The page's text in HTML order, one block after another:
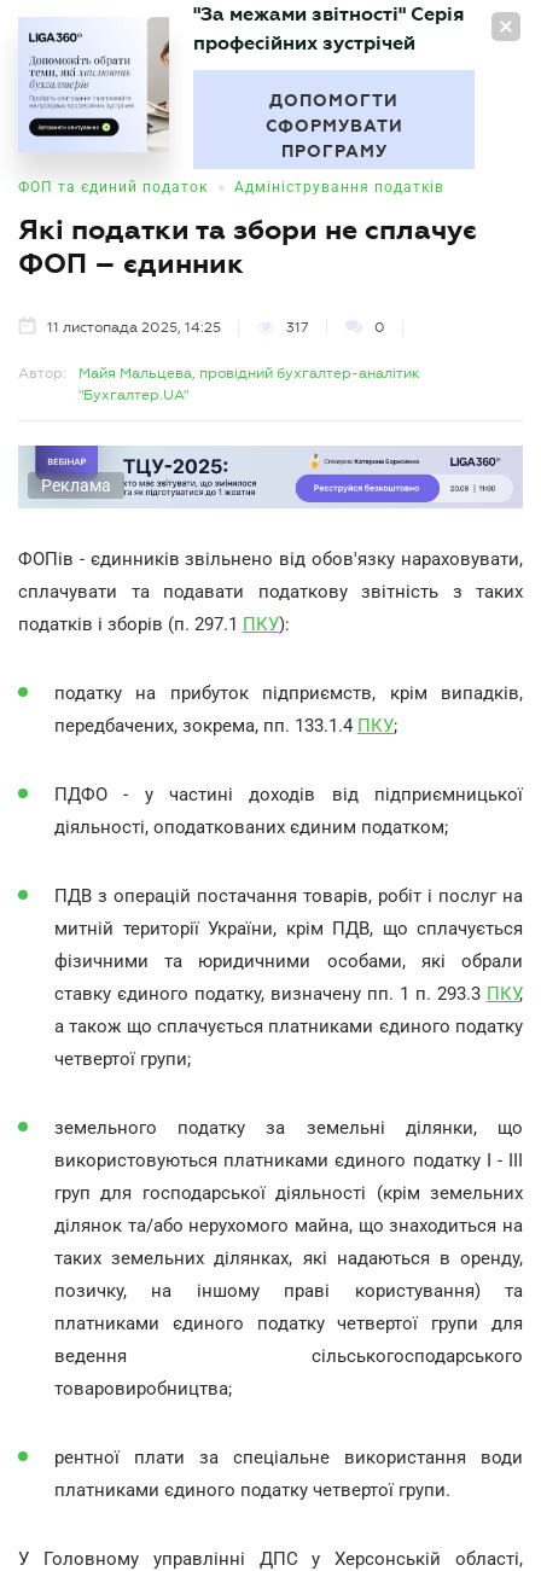
UA
БУХГАЛТЕР
"За межами звітності" Серія
професійних зустрічей
ДОПОМОГТИ
СФОРМУВАТИ
ПРОГРАМУ
ФОП та єдиний податок • Адміністрування податків
Які податки та збори не сплачує
ФОП – єдинник
11 листопада 2025, 14:25 317 0
Автор:
Майя Мальцева, провідний бухгалтер-аналітик
"Бухгалтер.UA"
Реклама
ФОПів - єдинників звільнено від обов'язку нараховувати,
сплачувати та подавати податкову звітність з таких
податків і зборів (п. 297.1 ПКУ):
податку на прибуток підприємств, крім випадків,
передбачених, зокрема, пп. 133.1.4 ПКУ;
ПДФО - у частині доходів від підприємницької
діяльності, оподаткованих єдиним податком;
ПДВ з операцій постачання товарів, робіт і послуг на
митній території України, крім ПДВ, що сплачується
фізичними та юридичними особами, які обрали
ставку єдиного податку, визначену пп. 1 п. 293.3 ПКУ,
а також що сплачується платниками єдиного податку
четвертої групи;
земельного податку за земельні ділянки, що
використовуються платниками єдиного податку І - ІІІ
груп для господарської діяльності (крім земельних
ділянок та/або нерухомого майна, що знаходиться на
таких земельних ділянках, які надаються в оренду,
позичку, на іншому праві користування) та
платниками єдиного податку четвертої групи для
ведення сільськогосподарського
товаровиробництва;
рентної плати за спеціальне використання води
платниками єдиного податку четвертої групи.
У Головному управлінні ДПС у Херсонській області,